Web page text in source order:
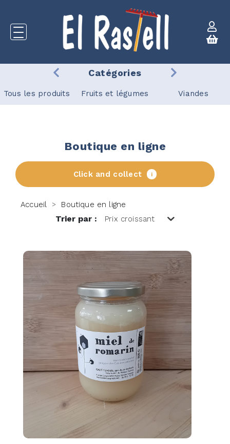
Catégories
Tous les produits Fruits et légumes Viandes
Boutique en ligne
Click and collect i
Accueil > Boutique en ligne
Trier par :